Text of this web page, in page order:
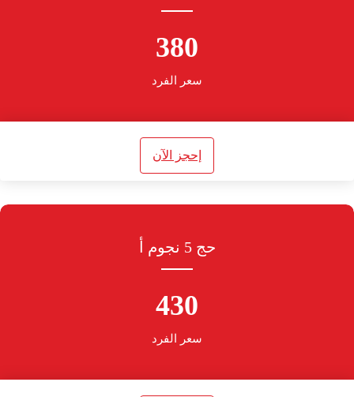
380
سعر الفرد
إحجز الآن
حج 5 نجوم أ
430
سعر الفرد